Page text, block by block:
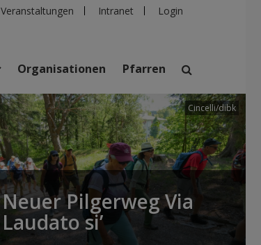
Veranstaltungen Intranet Login
suchen
Personen Pfarren Einrichtungen
Organisationen Pfarren
Cincelli/dibk
Neuer Pilgerweg Via
Laudato si’